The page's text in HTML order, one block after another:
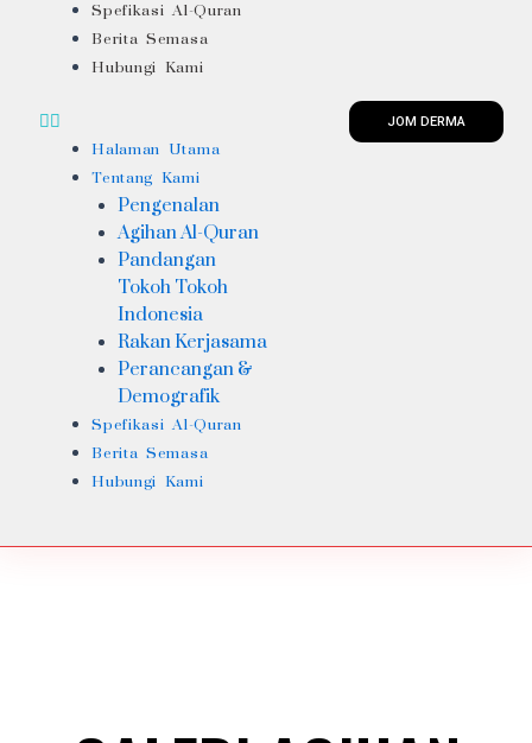
Spefikasi Al-Quran
Berita Semasa
Hubungi Kami
Halaman Utama
Tentang Kami
Pengenalan
Agihan Al-Quran
Pandangan
Tokoh Tokoh
Indonesia
Rakan Kerjasama
Perancangan &
Demografik
Spefikasi Al-Quran
Berita Semasa
Hubungi Kami
JOM DERMA